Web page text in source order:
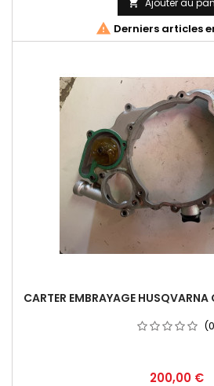
 Ajouter au
 Derniers articles
CARTER EMBRAYAGE
200,00 €